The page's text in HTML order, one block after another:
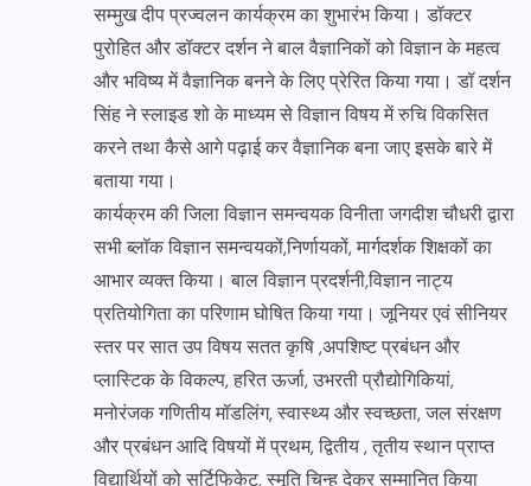
सम्मुख दीप प्रज्वलन कार्यक्रम का शुभारंभ किया। डॉक्टर
पुरोहित और डॉक्टर दर्शन ने बाल वैज्ञानिकों को विज्ञान के महत्व
और भविष्य में वैज्ञानिक बनने के लिए प्रेरित किया गया। डॉ दर्शन
सिंह ने स्लाइड शो के माध्यम से विज्ञान विषय में रुचि विकसित
करने तथा कैसे आगे पढ़ाई कर वैज्ञानिक बना जाए इसके बारे में
बताया गया।
कार्यक्रम की जिला विज्ञान समन्वयक विनीता जगदीश चौधरी द्वारा
सभी ब्लॉक विज्ञान समन्वयकों,निर्णायकों, मार्गदर्शक शिक्षकों का
आभार व्यक्त किया। बाल विज्ञान प्रदर्शनी,विज्ञान नाट्य
प्रतियोगिता का परिणाम घोषित किया गया। जूनियर एवं सीनियर
स्तर पर सात उप विषय सतत कृषि ,अपशिष्ट प्रबंधन और
प्लास्टिक के विकल्प, हरित ऊर्जा, उभरती प्रौद्योगिकियां,
मनोरंजक गणितीय मॉडलिंग, स्वास्थ्य और स्वच्छता, जल संरक्षण
और प्रबंधन आदि विषयों में प्रथम, द्वितीय , तृतीय स्थान प्राप्त
विद्यार्थियों को सर्टिफिकेट, स्मृति चिन्ह देकर सम्मानित किया